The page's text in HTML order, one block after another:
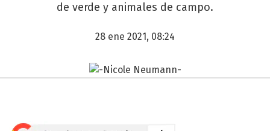
de verde y animales de campo.
28 ene 2021, 08:24